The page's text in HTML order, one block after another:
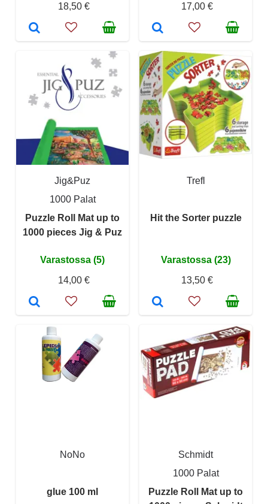
18,50 €
17,00 €
Jig&Puz
1000 Palat
Puzzle Roll Mat up to
1000 pieces Jig & Puz
Varastossa (5)
14,00 €
Trefl
Hit the Sorter puzzle
Varastossa (23)
13,50 €
NoNo
glue 100 ml
Schmidt
1000 Palat
Puzzle Roll Mat up to